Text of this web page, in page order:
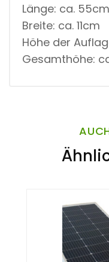
Länge: ca. 55cm
Breite: ca. 11cm
Höhe der
Gesamthöhe: